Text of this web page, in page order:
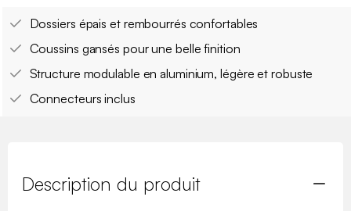
Dossiers épais et rembourrés confortables
Coussins gansés pour une belle finition
Structure modulable en aluminium, légère et robuste
Connecteurs inclus
Description du produit